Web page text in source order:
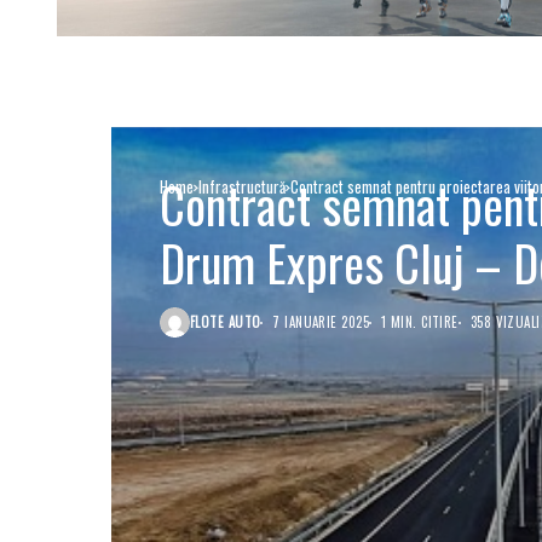
Home Infrastructură Contract semnat pentru proiectarea
Contract semnat
Drum Expres Cluj –
FLOTE AUTO 7 IANUARIE 2025 1 MIN. CITIRE 358